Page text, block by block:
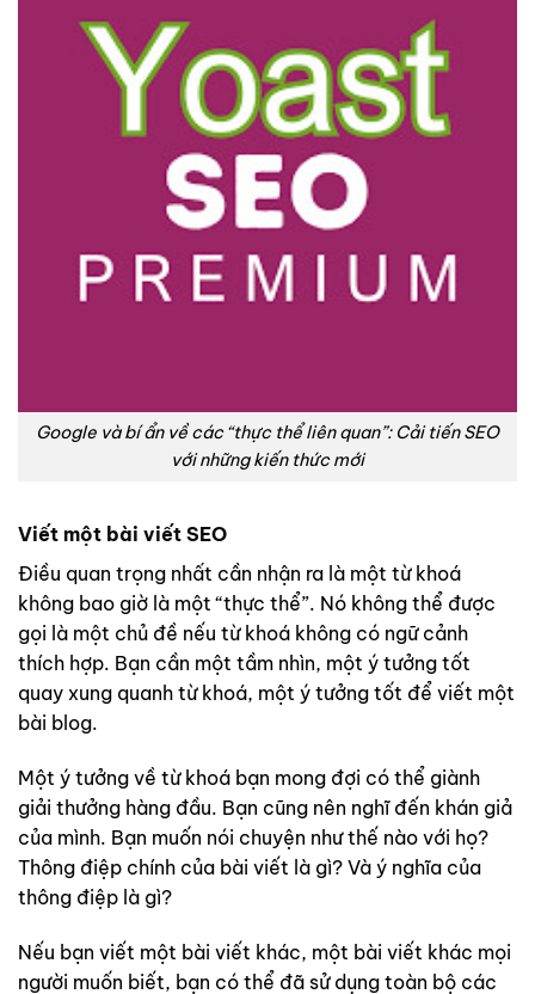
Google và bí ẩn về các “thực thể liên quan”: Cải tiến SEO
với những kiến thức mới
Viết một bài viết SEO
Điều quan trọng nhất cần nhận ra là một từ khoá
không bao giờ là một “thực thể”. Nó không thể được
gọi là một chủ đề nếu từ khoá không có ngữ cảnh
thích hợp. Bạn cần một tầm nhìn, một ý tưởng tốt
quay xung quanh từ khoá, một ý tưởng tốt để viết một
bài blog.
Một ý tưởng về từ khoá bạn mong đợi có thể giành
giải thưởng hàng đầu. Bạn cũng nên nghĩ đến khán giả
của mình. Bạn muốn nói chuyện như thế nào với họ?
Thông điệp chính của bài viết là gì? Và ý nghĩa của
thông điệp là gì?
Nếu bạn viết một bài viết khác, một bài viết khác mọi
người muốn biết, bạn có thể đã sử dụng toàn bộ các